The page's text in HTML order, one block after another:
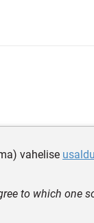
vahelise
to which one